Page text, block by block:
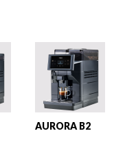
AURORA B2